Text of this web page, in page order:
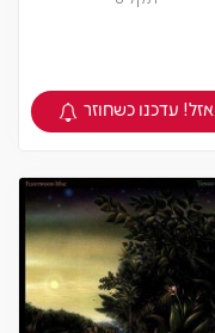
צפיה במוצר
אזל! עדכנו כשחוזר